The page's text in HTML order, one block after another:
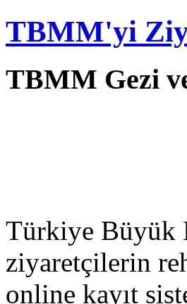
TBMM'yi
TBMM Gezi
Türkiye Büyük
ziyaretçilerin
online kayıt